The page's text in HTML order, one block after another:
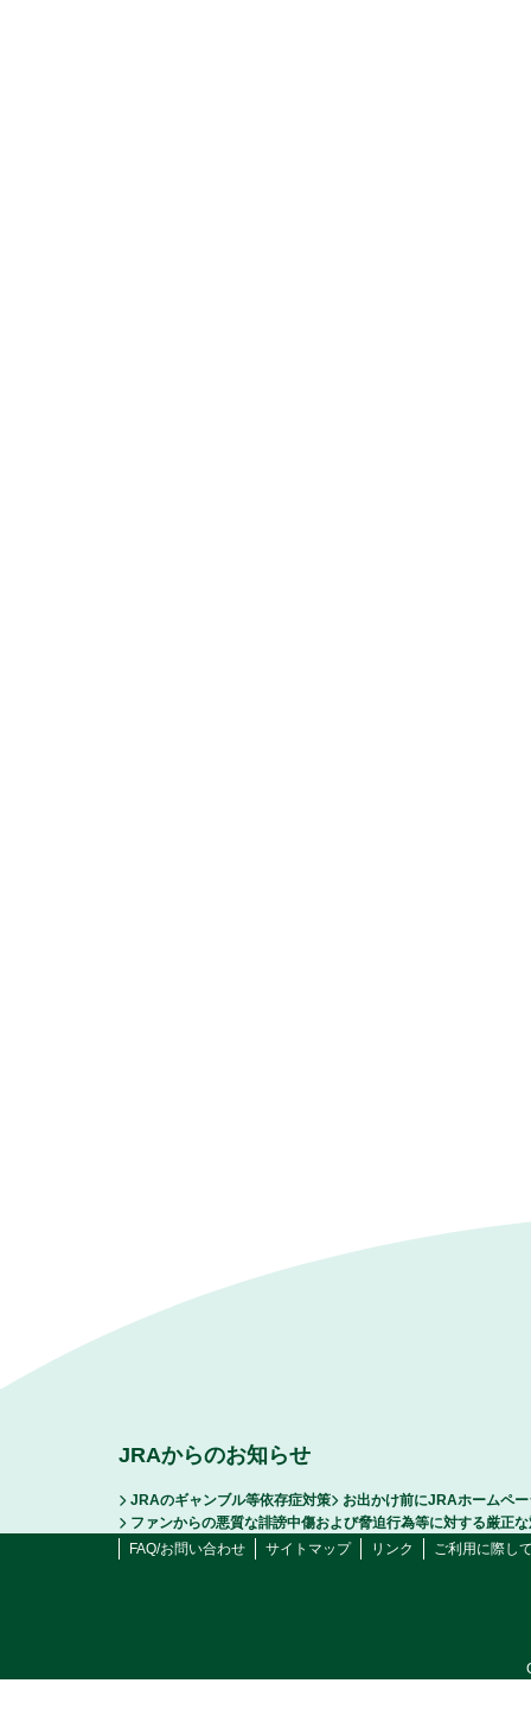
JRAからのお知らせ
JRAのギャンブル等依存症対策
お出かけ前にJRAホームペ
ファンからの悪質な誹謗中傷および脅迫行為等に対する厳正
FAQ/お問い合わせ
サイトマップ リンク ご利用に際し